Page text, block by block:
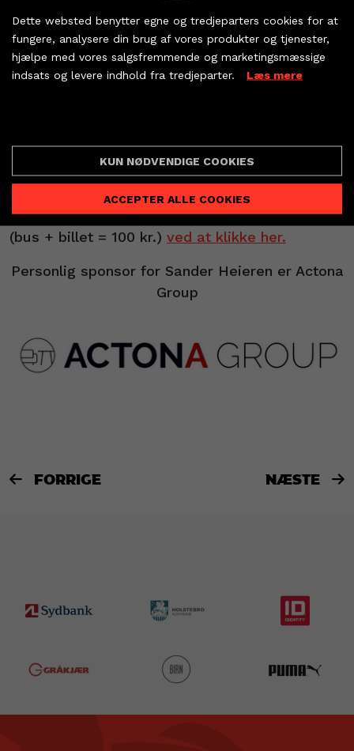
dine partnerbilletter
KØB BILLET
- De skal bare gi’ den fuldstændig gas, og de
må meget gerne bakke højlydt op, opfordrer
Heieren, der ikke er bange for at gå forrest, når
det handler om at juble højt.
Udebaneturen til SønderjyskE er blevet til i
samarbejde med vores hovedsponsor, Vestjysk
Bank. Du kan stadig nå at komme med bussen
(bus + billet = 100 kr.) ved at klikke her.
Personlig sponsor for Sander Heieren er Actona
Group
 FORRIGE NÆSTE 
Dette websted benytter egne og tredjeparters cookies for at
fungere, analysere din brug af vores produkter og tjenester,
hjælpe med vores salgsfremmende og marketingsmæssige
indsats og levere indhold fra tredjeparter. Læs mere
KUN NØDVENDIGE COOKIES
ACCEPTER ALLE COOKIES